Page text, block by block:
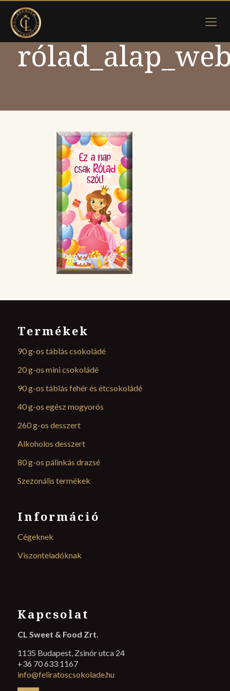
Termékek
90 g-os táblás csokoládé
20 g-os mini csokoládé
90 g-os táblás fehér és étcsokoládé
40 g-os egész mogyorós
260 g-os desszert
Alkoholos desszert
80 g-os pálinkás drazsé
Szezonális termékek
Információ
Cégeknek
Viszonteladóknak
Kapcsolat
CL Sweet & Food Zrt.
1135 Budapest, Zsinór utca 24
+36 70 633 1167
info@feliratoscsokolade.hu